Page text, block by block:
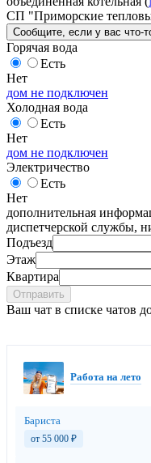
СП "Приморские
Сообщите , если у вас что-
Горячая вода
Есть
Нет
дом не подключен
Холодная вода
Есть
Нет
дом не подключен
Электричество
Есть
Нет
дополнительная
диспетчерской службы,
Подъезд
Этаж
Квартира
Отправить
Ваш чат в списке чатов
Работа на лето
Бариста
от 55 000 ₽